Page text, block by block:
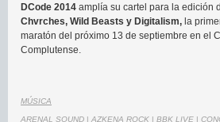
DCode 2014 amplía su cartel para la edición
Chvrches, Wild Beasts y Digitalism, la
maratón del próximo 13 de septiembre en el
Complutense.
MÚSICA
ARENAL SOUND | AZKENA ROCK | BBK LIVE |